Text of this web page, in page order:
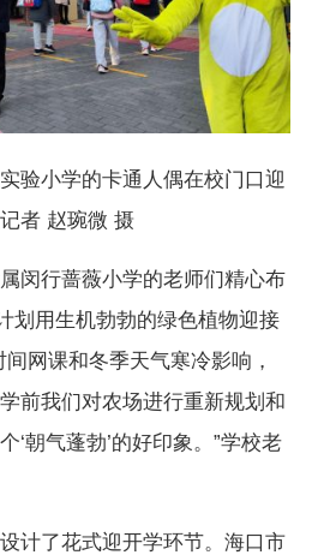
验小学的卡通人偶在校门口迎
者 赵琬微 摄
闵行蔷薇小学的老师们精心布
划用生机勃勃的绿色植物迎接
网课和冬季天气寒冷影响，
前我们对农场进行重新规划和
‘朝气蓬勃’的好印象。”学校老
计了花式迎开学环节。海口市